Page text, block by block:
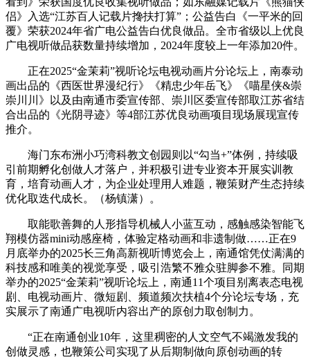
侣》入选“江苏百人记载片搀扶打算”；公益告白《一平米的回
覆》荣获2024年省广电公益告白优良做品。全市省级以上优良
广电视听做品获数量持续增加，2024年度较上一年添加20件。
正在2025“金茉莉”视听论坛电视动画片分论坛上，南泰动
画出品的《西医世界漫纪行》《精忠少年岳飞》《喵星侠&崇
崇川川》以及由南通市委宣传部、崇川区委宣传部取江苏省结
合出品的《光阴寻迹》等4部江苏优良动画项目现场展现宣传
推介。
海门东布洲小巧湾科教文创园则以“勾当+”体例，持续吸
引前期孵化创做人才落户，并积极引进专业资本开展实训教
育，培育动画人才，为企业处理用人难题，鞭策财产生态持续
优化取迭代成长。（杨镇潇）。
取能歌善舞的人形指导机械人小蓝互动，感触感染智能飞
翔模仿器mini动感座椅，体验定格动画和非遗制做……正在9
月底举办的2025长三角高新视听博览会上，南通馆凭仗满满的
科技感和唯美的视觉享受，吸引浩繁不雅众驻脚参不雅。同期
举办的2025“金茉莉”视听论坛上，南通11个项目别离表态电视
剧、电视动画片、微短剧、频道频次扶植4个分论坛专场，充
实展示了南通广电视听内容出产的原创力取创制力。
“正在南通创业10年，这里稠密的人文空气不竭激发我的
创做灵感，也鞭策公司实现了从后期制做向原创动画的转